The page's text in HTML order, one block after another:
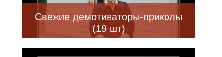
Свежие демотиваторы-приколы
(19 шт)